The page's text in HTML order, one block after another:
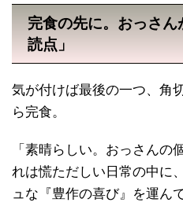
完食の先に。おっさ
読点」
気が付けば最後の一つ、角
ら完食。
「素晴らしい。おっさんの
れは慌ただしい日常の中に
ュな『豊作の喜び』を運ん